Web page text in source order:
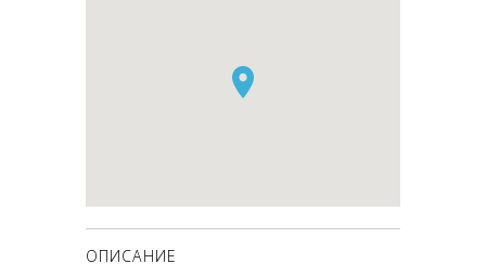
ОПИСАНИЕ